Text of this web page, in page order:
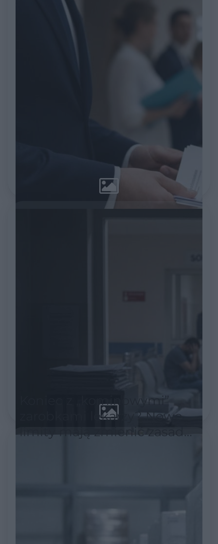
Koniec z „kominowymi”
zarobkami lekarzy? Nowe
limity mają zmienić zasady